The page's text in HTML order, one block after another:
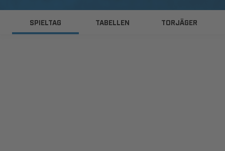
SPIELTAG TABELLEN TORJÄGER